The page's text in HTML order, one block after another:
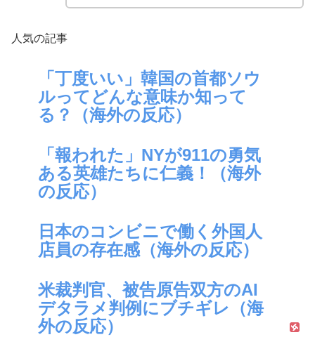
人気の記事
「丁度いい」韓国の首都ソウ
ルってどんな意味か知って
る？（海外の反応）
「報われた」NYが911の勇気
ある英雄たちに仁義！（海外
の反応）
日本のコンビニで働く外国人
店員の存在感（海外の反応）
米裁判官、被告原告双方のAI
デタラメ判例にブチギレ（海
外の反応）